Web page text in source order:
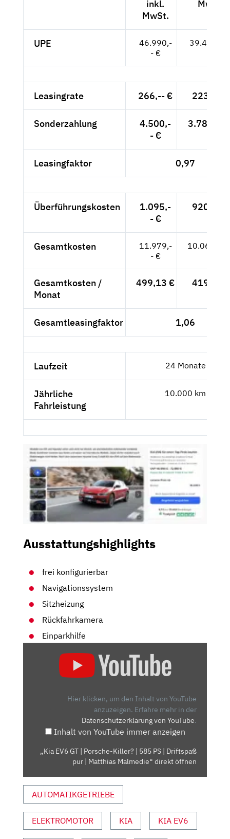
inkl.
MwSt.
MwSt.
UPE
46.990,-
- €
39.487,--
Leasingrate 266,-- € 223,53 €
Sonderzahlung
4.500,-
- €
3.781,51
Leasingfaktor 0,97
Überführungskosten
1.095,-
- €
920,17 €
Gesamtkosten
11.979,-
- €
10.066,39
Gesamtkosten /
Monat
499,13 € 419,43 €
Gesamtleasingfaktor 1,06
Laufzeit 24 Monate
Jährliche
Fahrleistung
10.000 km
Ausstattungshighlights
frei konfigurierbar
Navigationssystem
Sitzheizung
Rückfahrkamera
Einparkhilfe
UR |
ALMEDIE“ V
ON Y
Hier klicken, um den Inhalt von YouTube
anzuzeigen. Erfahre mehr in der
Datenschutzerklärung von YouTube.
Inhalt von YouTube immer anzeigen
„Kia EV6 GT | Porsche-Killer? | 585 PS | Driftspaß
pur | Matthias Malmedie“ direkt öffnen
AUTOMATIKGETRIEBE
ELEKTROMOTOR KIA KIA EV6